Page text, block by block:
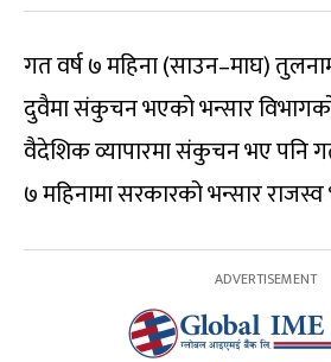
गत वर्ष ७ महिना (साउन–माघ)
दुवैमा संकुचन भएको भन्सार
वैदेशिक व्यापारमा संकुचन भए पनि
७ महिनामा सरकारको भन्सार